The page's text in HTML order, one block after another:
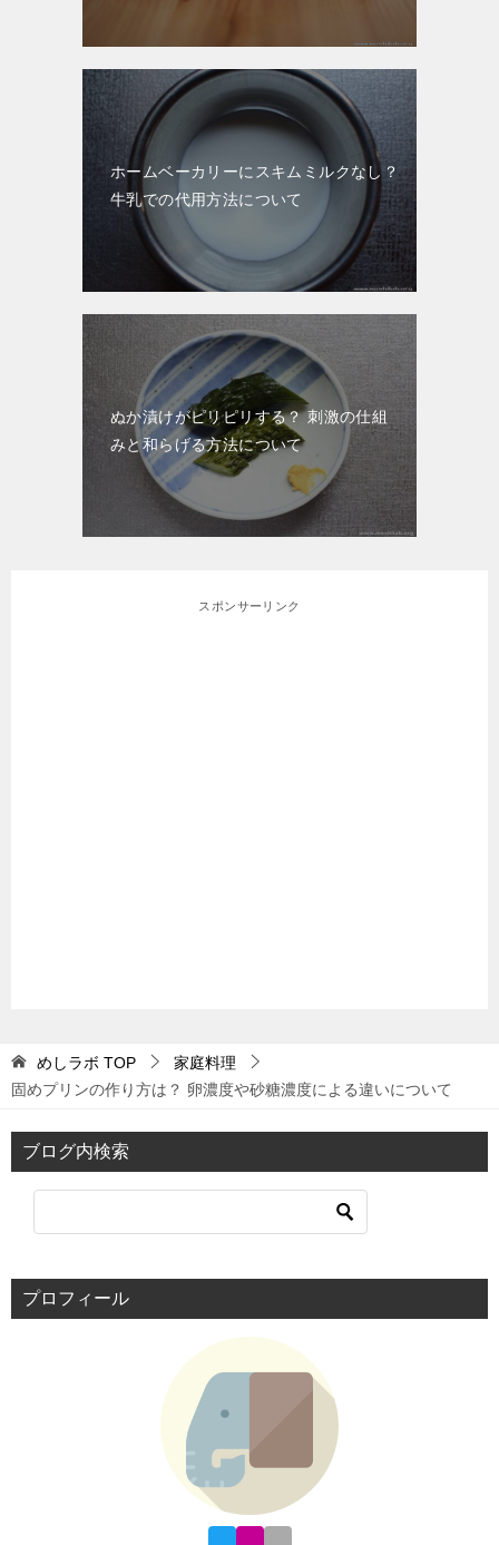
ホームベーカリーにスキムミルクなし？
牛乳での代用方法について
ぬか漬けがピリピリする？ 刺激の仕組
みと和らげる方法について
スポンサーリンク
めしラボ TOP
家庭料理
固めプリンの作り方は？ 卵濃度や砂糖濃度による違いについて
ブログ内検索
プロフィール